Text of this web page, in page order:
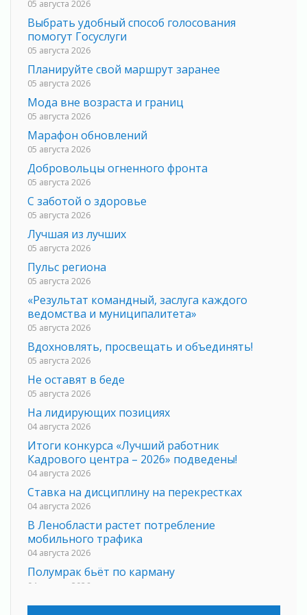
05 августа 2026
Выбрать удобный способ голосования
помогут Госуслуги
05 августа 2026
Планируйте свой маршрут заранее
05 августа 2026
Мода вне возраста и границ
05 августа 2026
Марафон обновлений
05 августа 2026
Добровольцы огненного фронта
05 августа 2026
С заботой о здоровье
05 августа 2026
Лучшая из лучших
05 августа 2026
Пульс региона
05 августа 2026
«Результат командный, заслуга каждого
ведомства и муниципалитета»
05 августа 2026
Вдохновлять, просвещать и объединять!
05 августа 2026
Не оставят в беде
05 августа 2026
На лидирующих позициях
04 августа 2026
Итоги конкурса «Лучший работник
Кадрового центра – 2026» подведены!
04 августа 2026
Ставка на дисциплину на перекрестках
04 августа 2026
В Ленобласти растет потребление
мобильного трафика
04 августа 2026
Полумрак бьёт по карману
04 августа 2026
Вниманию автомобилистов!